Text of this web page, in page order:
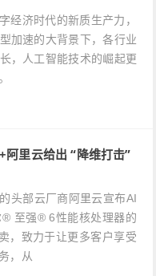
经济时代的新质生产力，
加速的大背景下，各行业
，人工智能技术的崛起更
里云给出 “降维打击”
头部云厂商阿里云宣布AI
至强® 6性能核处理器的
，致力于让更多客户享受
，从